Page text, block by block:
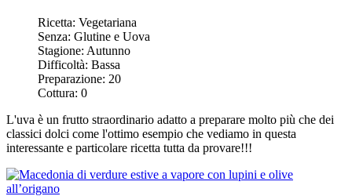
Ricetta: Vegetariana
Senza: Glutine e Uova
Stagione: Autunno
Difficoltà: Bassa
Preparazione: 20
Cottura: 0
L'uva è un frutto straordinario adatto a preparare molto più che dei
classici dolci come l'ottimo esempio che vediamo in questa
interessante e particolare ricetta tutta da provare!!!